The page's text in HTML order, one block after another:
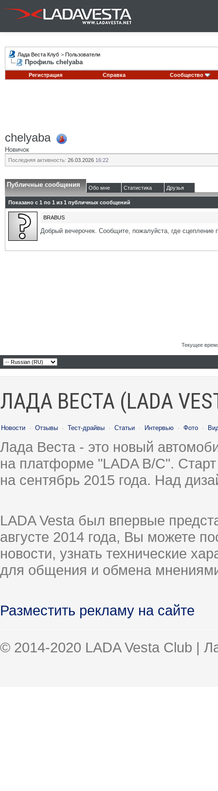
Лада Веста Клуб > Пользователи
Профиль chelyaba
Регистрация Справка Сообщество
chelyaba
Новичок
Последняя активность: 26.03.2026 16:22
Публичные сообщения Обо мне Статистика Друзья
Показано с 1 по 1 из 1 публичных сообщений
BRABUS
Добрый вечерочек. Сообщите, пожалуйста, где сцепление
Текущее
ЛАДА ВЕСТА (LADA
Новости · Отзывы · Тест-драйвы · Статьи · Интервью · Фото ·
Лада Веста - это новый
на платформе "LADA B/C".
на сентябрь 2015 года. Над
LADA Vesta был впервые
августе 2014 года, Вы можете
новости, узнать технические
для общения и обмена
Разместить рекламу на сайте
© 2014-2020 LADA Vesta Club |